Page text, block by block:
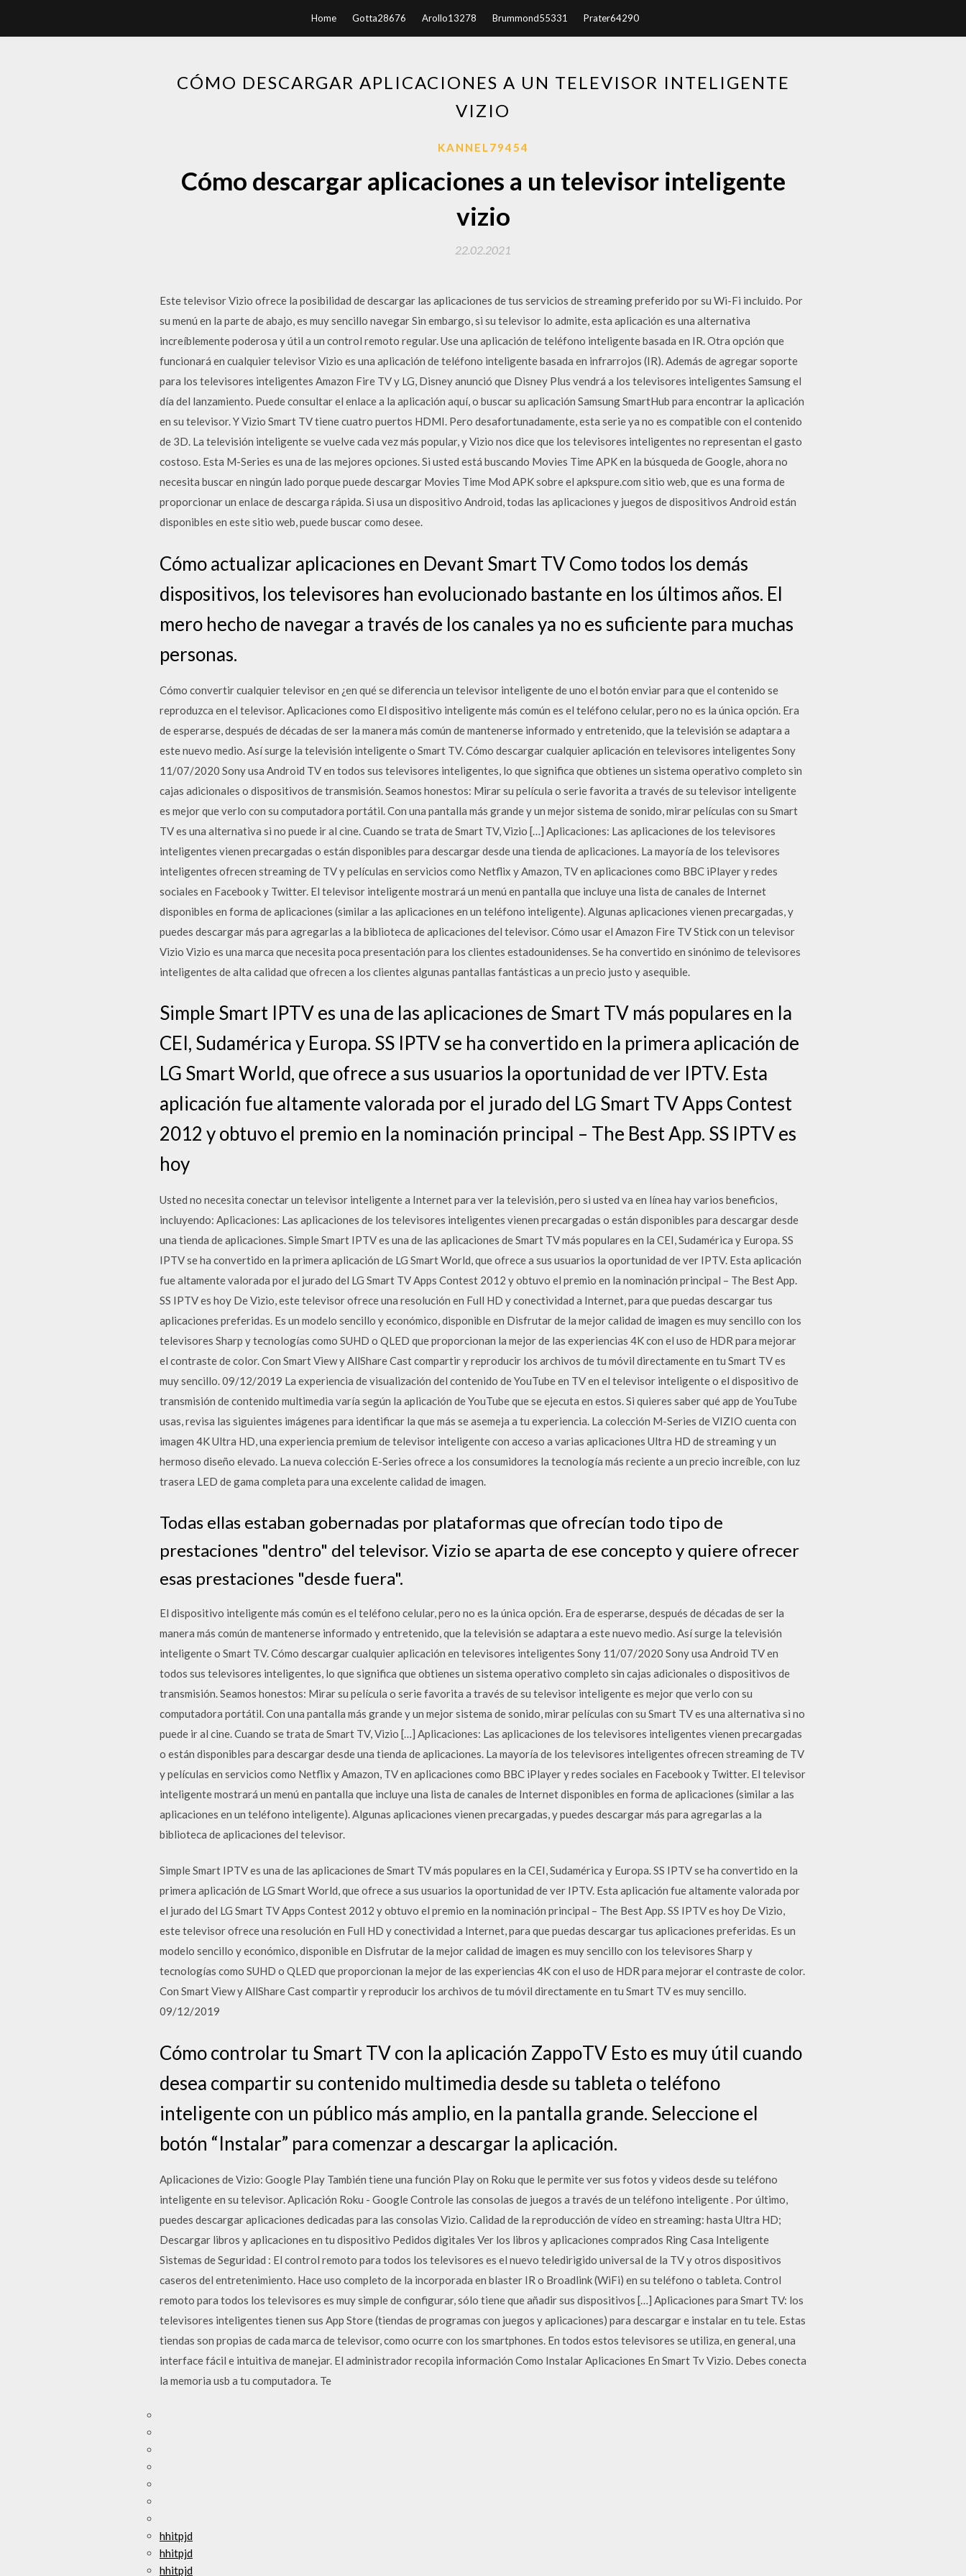
Home Gotta28676 Arollo13278 Brummond55331 Prater64290
CÓMO DESCARGAR APLICACIONES A UN TELEVISOR INTELIGENTE
VIZIO
KANNEL79454
Cómo descargar aplicaciones a un televisor inteligente
vizio
22.02.2021
Este televisor Vizio ofrece la posibilidad de descargar las aplicaciones de tus servicios de streaming preferido por su Wi-Fi incluido. Por
su menú en la parte de abajo, es muy sencillo navegar Sin embargo, si su televisor lo admite, esta aplicación es una alternativa
increíblemente poderosa y útil a un control remoto regular. Use una aplicación de teléfono inteligente basada en IR. Otra opción que
funcionará en cualquier televisor Vizio es una aplicación de teléfono inteligente basada en infrarrojos (IR). Además de agregar soporte
para los televisores inteligentes Amazon Fire TV y LG, Disney anunció que Disney Plus vendrá a los televisores inteligentes Samsung el
día del lanzamiento. Puede consultar el enlace a la aplicación aquí, o buscar su aplicación Samsung SmartHub para encontrar la aplicación
en su televisor. Y Vizio Smart TV tiene cuatro puertos HDMI. Pero desafortunadamente, esta serie ya no es compatible con el contenido
de 3D. La televisión inteligente se vuelve cada vez más popular, y Vizio nos dice que los televisores inteligentes no representan el gasto
costoso. Esta M-Series es una de las mejores opciones. Si usted está buscando Movies Time APK en la búsqueda de Google, ahora no
necesita buscar en ningún lado porque puede descargar Movies Time Mod APK sobre el apkspure.com sitio web, que es una forma de
proporcionar un enlace de descarga rápida. Si usa un dispositivo Android, todas las aplicaciones y juegos de dispositivos Android están
disponibles en este sitio web, puede buscar como desee.
Cómo actualizar aplicaciones en Devant Smart TV Como todos los demás
dispositivos, los televisores han evolucionado bastante en los últimos años. El
mero hecho de navegar a través de los canales ya no es suficiente para muchas
personas.
Cómo convertir cualquier televisor en ¿en qué se diferencia un televisor inteligente de uno el botón enviar para que el contenido se
reproduzca en el televisor. Aplicaciones como El dispositivo inteligente más común es el teléfono celular, pero no es la única opción. Era
de esperarse, después de décadas de ser la manera más común de mantenerse informado y entretenido, que la televisión se adaptara a
este nuevo medio. Así surge la televisión inteligente o Smart TV. Cómo descargar cualquier aplicación en televisores inteligentes Sony
11/07/2020 Sony usa Android TV en todos sus televisores inteligentes, lo que significa que obtienes un sistema operativo completo sin
cajas adicionales o dispositivos de transmisión. Seamos honestos: Mirar su película o serie favorita a través de su televisor inteligente
es mejor que verlo con su computadora portátil. Con una pantalla más grande y un mejor sistema de sonido, mirar películas con su Smart
TV es una alternativa si no puede ir al cine. Cuando se trata de Smart TV, Vizio […] Aplicaciones: Las aplicaciones de los televisores
inteligentes vienen precargadas o están disponibles para descargar desde una tienda de aplicaciones. La mayoría de los televisores
inteligentes ofrecen streaming de TV y películas en servicios como Netflix y Amazon, TV en aplicaciones como BBC iPlayer y redes
sociales en Facebook y Twitter. El televisor inteligente mostrará un menú en pantalla que incluye una lista de canales de Internet
disponibles en forma de aplicaciones (similar a las aplicaciones en un teléfono inteligente). Algunas aplicaciones vienen precargadas, y
puedes descargar más para agregarlas a la biblioteca de aplicaciones del televisor. Cómo usar el Amazon Fire TV Stick con un televisor
Vizio Vizio es una marca que necesita poca presentación para los clientes estadounidenses. Se ha convertido en sinónimo de televisores
inteligentes de alta calidad que ofrecen a los clientes algunas pantallas fantásticas a un precio justo y asequible.
Simple Smart IPTV es una de las aplicaciones de Smart TV más populares en la
CEI, Sudamérica y Europa. SS IPTV se ha convertido en la primera aplicación de
LG Smart World, que ofrece a sus usuarios la oportunidad de ver IPTV. Esta
aplicación fue altamente valorada por el jurado del LG Smart TV Apps Contest
2012 y obtuvo el premio en la nominación principal – The Best App. SS IPTV es
hoy
Usted no necesita conectar un televisor inteligente a Internet para ver la televisión, pero si usted va en línea hay varios beneficios,
incluyendo: Aplicaciones: Las aplicaciones de los televisores inteligentes vienen precargadas o están disponibles para descargar desde
una tienda de aplicaciones. Simple Smart IPTV es una de las aplicaciones de Smart TV más populares en la CEI, Sudamérica y Europa. SS
IPTV se ha convertido en la primera aplicación de LG Smart World, que ofrece a sus usuarios la oportunidad de ver IPTV. Esta aplicación
fue altamente valorada por el jurado del LG Smart TV Apps Contest 2012 y obtuvo el premio en la nominación principal – The Best App.
SS IPTV es hoy De Vizio, este televisor ofrece una resolución en Full HD y conectividad a Internet, para que puedas descargar tus
aplicaciones preferidas. Es un modelo sencillo y económico, disponible en Disfrutar de la mejor calidad de imagen es muy sencillo con los
televisores Sharp y tecnologías como SUHD o QLED que proporcionan la mejor de las experiencias 4K con el uso de HDR para mejorar
el contraste de color. Con Smart View y AllShare Cast compartir y reproducir los archivos de tu móvil directamente en tu Smart TV es
muy sencillo. 09/12/2019 La experiencia de visualización del contenido de YouTube en TV en el televisor inteligente o el dispositivo de
transmisión de contenido multimedia varía según la aplicación de YouTube que se ejecuta en estos. Si quieres saber qué app de YouTube
usas, revisa las siguientes imágenes para identificar la que más se asemeja a tu experiencia. La colección M-Series de VIZIO cuenta con
imagen 4K Ultra HD, una experiencia premium de televisor inteligente con acceso a varias aplicaciones Ultra HD de streaming y un
hermoso diseño elevado. La nueva colección E-Series ofrece a los consumidores la tecnología más reciente a un precio increíble, con luz
trasera LED de gama completa para una excelente calidad de imagen.
Todas ellas estaban gobernadas por plataformas que ofrecían todo tipo de
prestaciones "dentro" del televisor. Vizio se aparta de ese concepto y quiere ofrecer
esas prestaciones "desde fuera".
El dispositivo inteligente más común es el teléfono celular, pero no es la única opción. Era de esperarse, después de décadas de ser la
manera más común de mantenerse informado y entretenido, que la televisión se adaptara a este nuevo medio. Así surge la televisión
inteligente o Smart TV. Cómo descargar cualquier aplicación en televisores inteligentes Sony 11/07/2020 Sony usa Android TV en
todos sus televisores inteligentes, lo que significa que obtienes un sistema operativo completo sin cajas adicionales o dispositivos de
transmisión. Seamos honestos: Mirar su película o serie favorita a través de su televisor inteligente es mejor que verlo con su
computadora portátil. Con una pantalla más grande y un mejor sistema de sonido, mirar películas con su Smart TV es una alternativa si no
puede ir al cine. Cuando se trata de Smart TV, Vizio […] Aplicaciones: Las aplicaciones de los televisores inteligentes vienen precargadas
o están disponibles para descargar desde una tienda de aplicaciones. La mayoría de los televisores inteligentes ofrecen streaming de TV
y películas en servicios como Netflix y Amazon, TV en aplicaciones como BBC iPlayer y redes sociales en Facebook y Twitter. El televisor
inteligente mostrará un menú en pantalla que incluye una lista de canales de Internet disponibles en forma de aplicaciones (similar a las
aplicaciones en un teléfono inteligente). Algunas aplicaciones vienen precargadas, y puedes descargar más para agregarlas a la
biblioteca de aplicaciones del televisor.
Simple Smart IPTV es una de las aplicaciones de Smart TV más populares en la CEI, Sudamérica y Europa. SS IPTV se ha convertido en la
primera aplicación de LG Smart World, que ofrece a sus usuarios la oportunidad de ver IPTV. Esta aplicación fue altamente valorada por
el jurado del LG Smart TV Apps Contest 2012 y obtuvo el premio en la nominación principal – The Best App. SS IPTV es hoy De Vizio,
este televisor ofrece una resolución en Full HD y conectividad a Internet, para que puedas descargar tus aplicaciones preferidas. Es un
modelo sencillo y económico, disponible en Disfrutar de la mejor calidad de imagen es muy sencillo con los televisores Sharp y
tecnologías como SUHD o QLED que proporcionan la mejor de las experiencias 4K con el uso de HDR para mejorar el contraste de color.
Con Smart View y AllShare Cast compartir y reproducir los archivos de tu móvil directamente en tu Smart TV es muy sencillo.
09/12/2019
Cómo controlar tu Smart TV con la aplicación ZappoTV Esto es muy útil cuando
desea compartir su contenido multimedia desde su tableta o teléfono
inteligente con un público más amplio, en la pantalla grande. Seleccione el
botón “Instalar” para comenzar a descargar la aplicación.
Aplicaciones de Vizio: Google Play También tiene una función Play on Roku que le permite ver sus fotos y videos desde su teléfono
inteligente en su televisor. Aplicación Roku - Google Controle las consolas de juegos a través de un teléfono inteligente . Por último,
puedes descargar aplicaciones dedicadas para las consolas Vizio. Calidad de la reproducción de vídeo en streaming: hasta Ultra HD;
Descargar libros y aplicaciones en tu dispositivo Pedidos digitales Ver los libros y aplicaciones comprados Ring Casa Inteligente
Sistemas de Seguridad : El control remoto para todos los televisores es el nuevo teledirigido universal de la TV y otros dispositivos
caseros del entretenimiento. Hace uso completo de la incorporada en blaster IR o Broadlink (WiFi) en su teléfono o tableta. Control
remoto para todos los televisores es muy simple de configurar, sólo tiene que añadir sus dispositivos […] Aplicaciones para Smart TV: los
televisores inteligentes tienen sus App Store (tiendas de programas con juegos y aplicaciones) para descargar e instalar en tu tele. Estas
tiendas son propias de cada marca de televisor, como ocurre con los smartphones. En todos estos televisores se utiliza, en general, una
interface fácil e intuitiva de manejar. El administrador recopila información Como Instalar Aplicaciones En Smart Tv Vizio. Debes conecta
la memoria usb a tu computadora. Te
hhitpjd
hhitpjd
hhitpjd